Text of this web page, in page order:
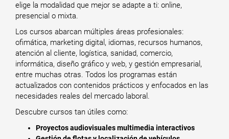
elige la modalidad que mejor se adapte a ti: online,
presencial o mixta.
Los cursos abarcan múltiples áreas profesionales:
ofimática, marketing digital, idiomas, recursos humanos,
atención al cliente, logística, sanidad, comercio,
informática, diseño gráfico y web, y gestión empresarial,
entre muchas otras. Todos los programas están
actualizados con contenidos prácticos y enfocados en las
necesidades reales del mercado laboral.
Descubre cursos tan útiles como:
Proyectos audiovisuales multimedia interactivos